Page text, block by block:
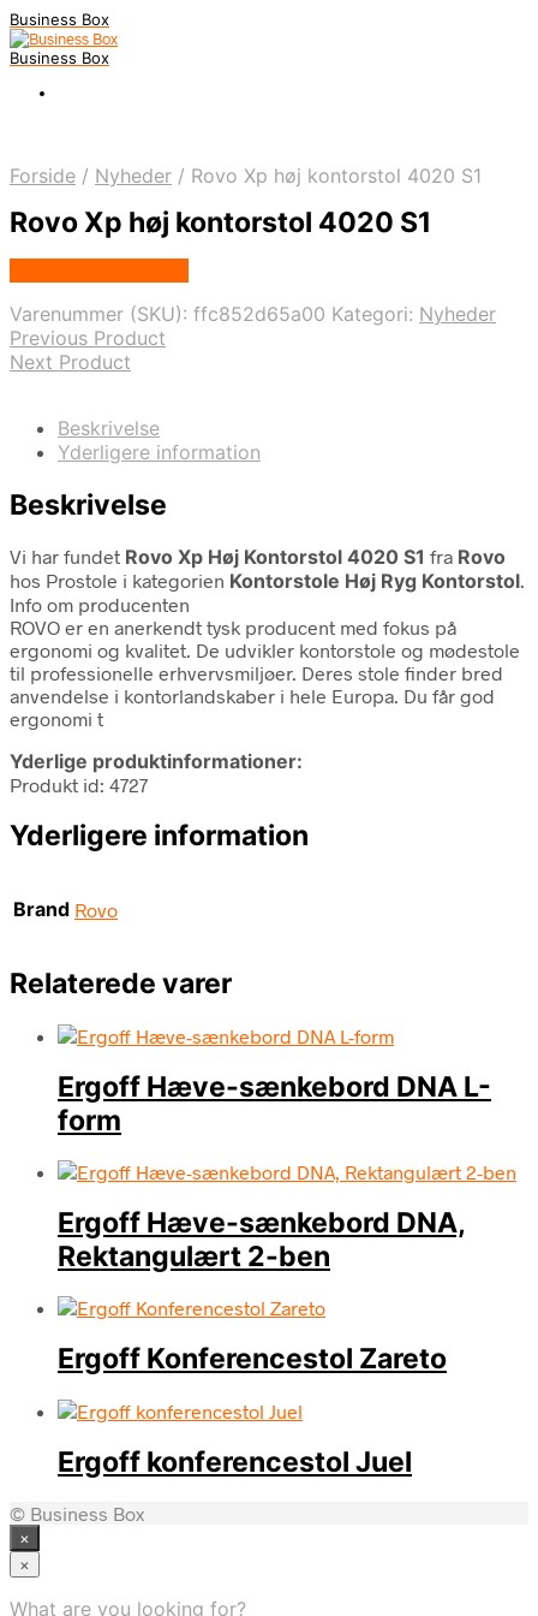
Business Box
Business Box
Forside / Nyheder / Rovo Xp høj kontorstol 4020 S1
Rovo Xp høj kontorstol 4020 S1
Varenummer (SKU): ffc852d65a00 Kategori: Nyheder
Previous Product
Next Product
Beskrivelse
Yderligere information
Beskrivelse
Vi har fundet Rovo Xp Høj Kontorstol 4020 S1 fra Rovo
hos Prostole i kategorien Kontorstole Høj Ryg Kontorstol.
Info om producenten
ROVO er en anerkendt tysk producent med fokus på
ergonomi og kvalitet. De udvikler kontorstole og mødestole
til professionelle erhvervsmiljøer. Deres stole finder bred
anvendelse i kontorlandskaber i hele Europa. Du får god
ergonomi t
Yderlige produktinformationer:
Produkt id: 4727
Yderligere information
Brand Rovo
Relaterede varer
Ergoff Hæve-sænkebord DNA L-
form
Ergoff Hæve-sænkebord DNA,
Rektangulært 2-ben
Ergoff Konferencestol Zareto
Ergoff konferencestol Juel
© Business Box
×
×
What are you looking for?